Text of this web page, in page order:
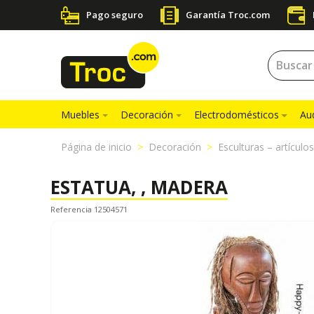
Pago seguro Garantía Troc.com
Muebles Decoración Electrodomésticos
Página de inicio Decoración Esculturas –
ESTATUA, , MADERA
Referencia 12504571